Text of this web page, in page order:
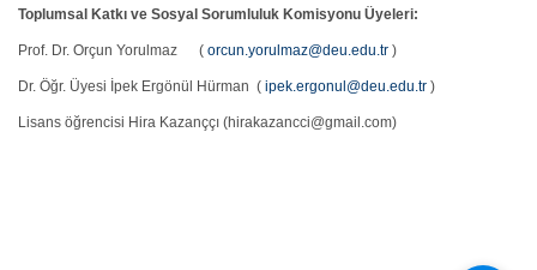
Toplumsal Katkı ve Sosyal Sorumluluk Komisyonu Üyeleri:
Prof. Dr. Orçun Yorulmaz ( orcun.yorulmaz@deu.edu.tr )
Dr. Öğr. Üyesi İpek Ergönül Hürman ( ipek.ergonul@deu.edu.tr )
Lisans öğrencisi Hira Kazanççı (hirakazancci@gmail.com)